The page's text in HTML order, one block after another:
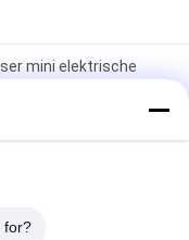
mini elektrische
olie mini
Machine
for?